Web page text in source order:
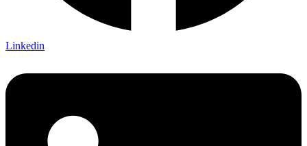
Linkedin